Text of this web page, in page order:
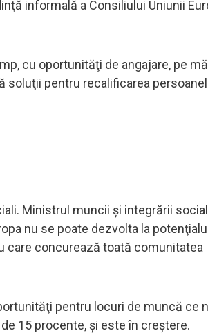
informală a Consiliului Uniunii
cu oportunităţi de angajare, pe
soluţii pentru recalificarea
Ministrul muncii şi integrării
nu se poate dezvolta la
care concurează toată comunitatea
pentru locuri de muncă ce
15 procente, şi este în creştere.